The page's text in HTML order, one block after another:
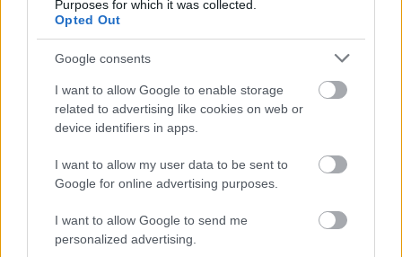
Purposes for which it was collected.
Opted Out
Google consents
I want to allow Google to enable storage
related to advertising like cookies on web or
device identifiers in apps.
I want to allow my user data to be sent to
Google for online advertising purposes.
I want to allow Google to send me
personalized advertising.
Hiába fizettek értük, a Sony
több mint 500 filmet és
sorozatot töröl a PlayStation-
felhasználók könyvtárából
Chavalier|2026 június 28. 06:01